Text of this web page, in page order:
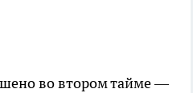
во втором тайме —